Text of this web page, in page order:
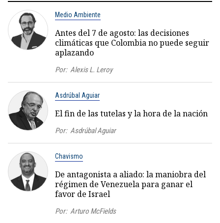
Medio Ambiente
Antes del 7 de agosto: las decisiones
climáticas que Colombia no puede seguir
aplazando
Por: Alexis L. Leroy
Asdrúbal Aguiar
El fin de las tutelas y la hora de la nación
Por: Asdrúbal Aguiar
Chavismo
De antagonista a aliado: la maniobra del
régimen de Venezuela para ganar el
favor de Israel
Por: Arturo McFields